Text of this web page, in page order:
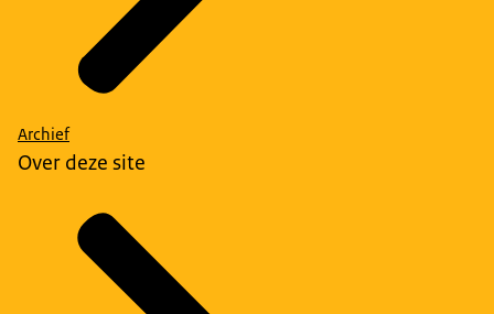
Archief
Over deze site